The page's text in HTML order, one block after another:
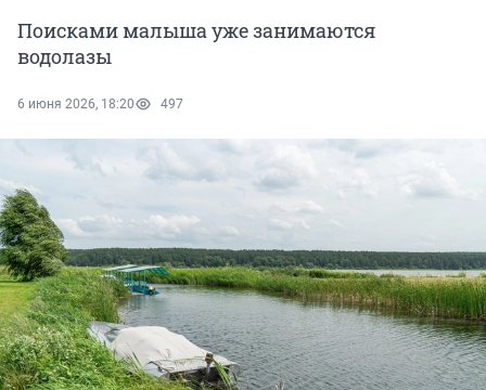
Поисками малыша уже занимаются
водолазы
6 июня 2026, 18:20 497